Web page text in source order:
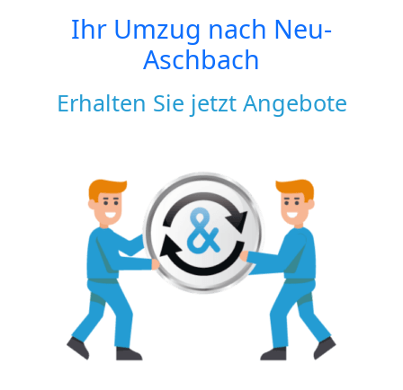
Ihr Umzug nach Neu-
Aschbach
Erhalten Sie jetzt Angebote